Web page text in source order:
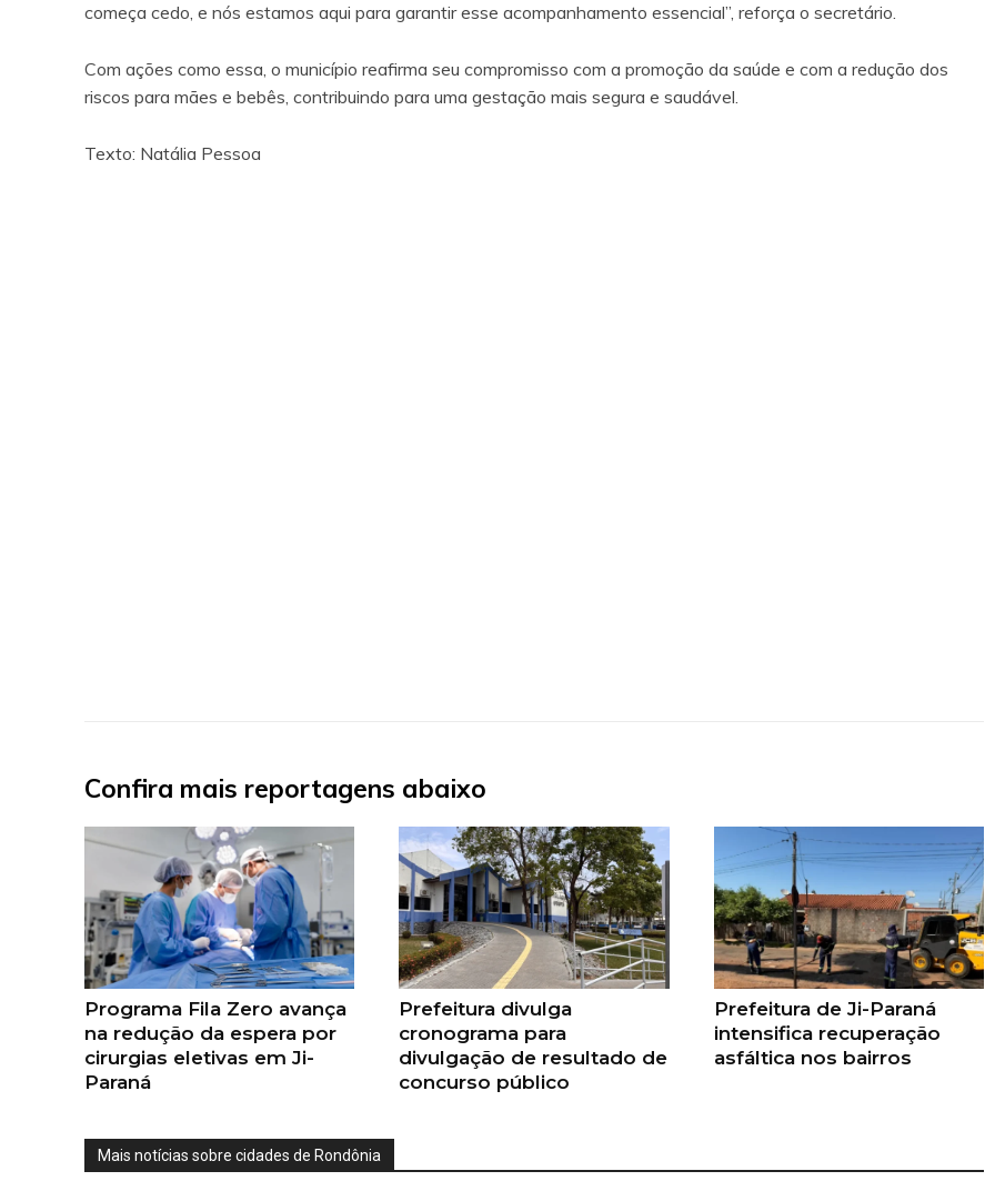
começa cedo, e nós estamos aqui para garantir esse acompanhamento essencial”, reforça o secretário.
Com ações como essa, o município reafirma seu compromisso com a promoção da saúde e com a redução dos
riscos para mães e bebês, contribuindo para uma gestação mais segura e saudável.
Texto: Natália Pessoa
Confira mais reportagens abaixo
Programa Fila Zero avança
na redução da espera por
cirurgias eletivas em Ji-
Paraná
Prefeitura divulga
cronograma para
divulgação de resultado de
concurso público
Prefeitura de Ji-Paraná
intensifica recuperação
asfáltica nos bairros
Mais notícias sobre cidades de Rondônia